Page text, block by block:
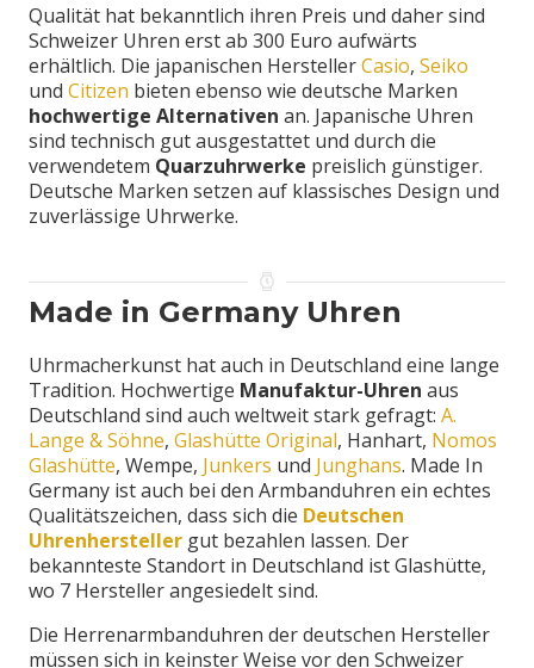
Qualität hat bekanntlich ihren Preis und daher sind
Schweizer Uhren erst ab 300 Euro aufwärts
erhältlich. Die japanischen HerstellerCasio, Seiko
und Citizen bieten ebenso wie deutsche Marken
hochwertige Alternativen an. Japanische Uhren
sind technisch gut ausgestattet und durch die
verwendetem Quarzuhrwerke preislich günstiger.
Deutsche Marken setzen auf klassisches Design und
zuverlässige Uhrwerke.
Made in Germany Uhren
Uhrmacherkunst hat auch in Deutschland eine lange
Tradition. Hochwertige Manufaktur-Uhren aus
Deutschland sind auch weltweit stark gefragt: A.
Lange & Söhne, Glashütte Original, Hanhart, Nomos
Glashütte, Wempe, Junkers und Junghans. Made In
Germany ist auch bei den Armbanduhren ein echtes
Qualitätszeichen, dass sich die Deutschen
Uhrenhersteller gut bezahlen lassen. Der
bekannteste Standort in Deutschland ist Glashütte,
wo 7 Hersteller angesiedelt sind.
Die Herrenarmbanduhren der deutschen Hersteller
müssen sich in keinster Weise vor den Schweizer